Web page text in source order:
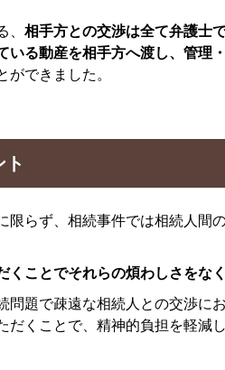
、 相手方との交渉は全て弁護士
いる動産を相手方へ渡し、管理
ができました。
限らず、相続事件では相続人間
くことでそれらの煩わしさをな
問題で疎遠な相続人との交渉に
だくことで、精神的負担を軽減